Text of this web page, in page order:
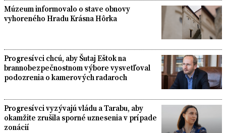
Múzeum informovalo o stave obnovy
vyhoreného Hradu Krásna Hôrka
Progresívci chcú, aby Šutaj Eštok na
brannobezpečnostnom výbore vysvetľoval
podozrenia o kamerových radaroch
Progresívci vyzývajú vládu a Tarabu, aby
okamžite zrušila sporné uznesenia v prípade
zonácií